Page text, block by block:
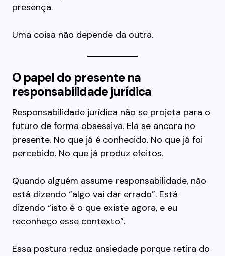
presença.
Uma coisa não depende da outra.
O papel do presente na
responsabilidade jurídica
Responsabilidade jurídica não se projeta para o
futuro de forma obsessiva. Ela se ancora no
presente. No que já é conhecido. No que já foi
percebido. No que já produz efeitos.
Quando alguém assume responsabilidade, não
está dizendo “algo vai dar errado”. Está
dizendo “isto é o que existe agora, e eu
reconheço esse contexto”.
Essa postura reduz ansiedade porque retira do